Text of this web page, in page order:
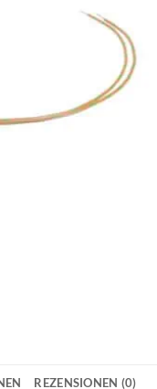
REZENSIONEN (0)